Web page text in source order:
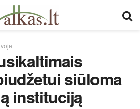
siūloma
instituciją